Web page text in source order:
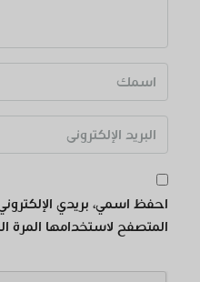
احفظ اسمي، بريدي
المتصفح لاستخدامها المرة